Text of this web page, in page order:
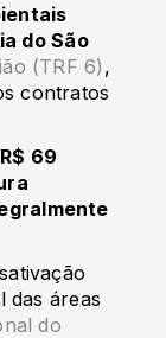
do São
(TRF 6) ,
contratos
69
das áreas
do